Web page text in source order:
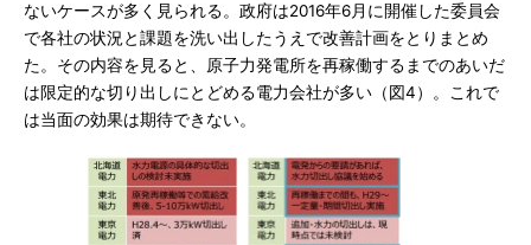
ないケースが多く見られる。政府は2016年6月に開催した委員会
で各社の状況と課題を洗い出したうえで改善計画をとりまとめ
た。その内容を見ると、原子力発電所を再稼働するまでのあいだ
は限定的な切り出しにとどめる電力会社が多い（図4）。これで
は当面の効果は期待できない。